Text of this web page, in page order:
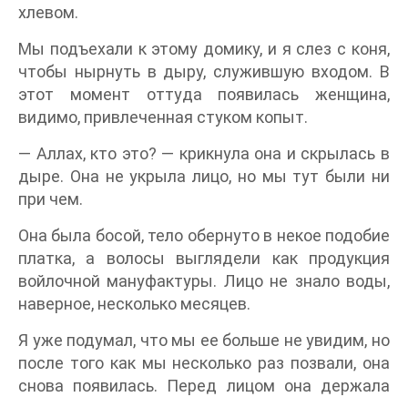
хлевом.
Мы подъехали к этому домику, и я слез с коня,
чтобы нырнуть в дыру, служившую входом. В
этот момент оттуда появилась женщина,
видимо, привлеченная стуком копыт.
— Аллах, кто это? — крикнула она и скрылась в
дыре. Она не укрыла лицо, но мы тут были ни
при чем.
Она была босой, тело обернуто в некое подобие
платка, а волосы выглядели как продукция
войлочной мануфактуры. Лицо не знало воды,
наверное, несколько месяцев.
Я уже подумал, что мы ее больше не увидим, но
после того как мы несколько раз позвали, она
снова появилась. Перед лицом она держала